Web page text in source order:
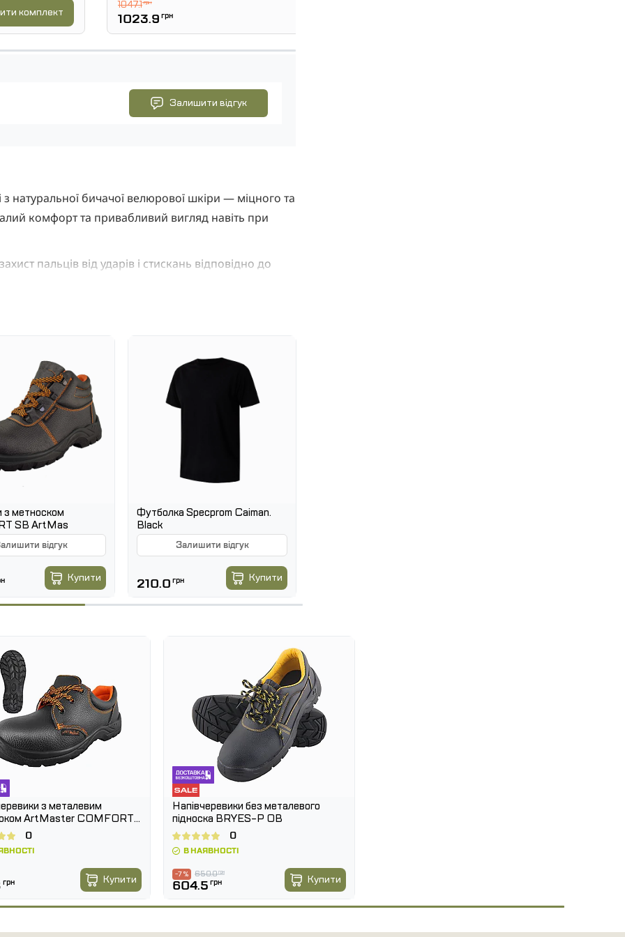
комплект
1047.1грн
1023.9 грн
Залишити відгук
з натуральної бичачої велюрової шкіри — міцного та
комфорт та привабливий вигляд навіть при
пальців від ударів і стискань відповідно до
на ноги та спину.
матеріалу не натирає, забезпечує комфорт
у використанні.
виробництва, складів, автосервісів, логістичних
з метноском
SB ArtMas
відгук
Купити
Футболка Specprom Caiman.
Black
Залишити відгук
210.0 грн Купити
з металевим
ArtMaster COMFORT
0
грн Купити
Напівчеревики без металевого
підноска BRYES-P OB
В НАЯВНОСТІ
0
650.0грн
-7 %
604.5 грн Купити